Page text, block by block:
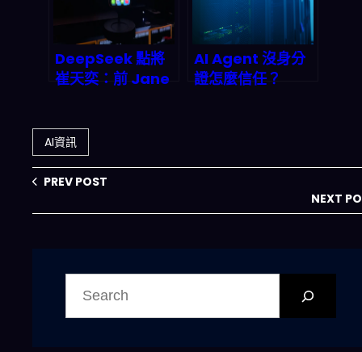
DeepSeek 點將
崔天奕：前 Jane
隊，代理式 AI 正
在改寫金融市場的
底層邏輯
AI Agent 沒身分
證怎麼信任？
AI資訊
PREV POST
NEXT